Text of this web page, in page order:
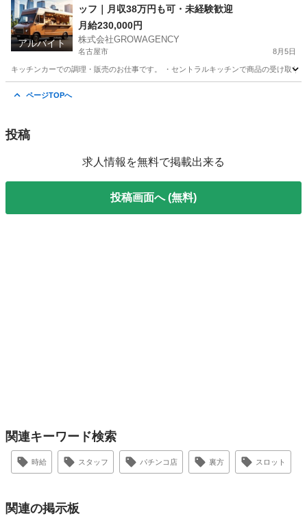
アルバイト
ッフ｜月収38万円も可・未経験歓迎
月給230,000円
株式会社GROWAGENCY
名古屋市 8月5日
キッチンカーでの調理・販売のお仕事です。 ・セントラルキッチンで商品の受け取
ページTOPへ
投稿
求人情報を無料で掲載出来る
投稿画面へ (無料)
関連キーワード検索
時給 スタッフ パチンコ店 裏方 スロット
関連の掲示板